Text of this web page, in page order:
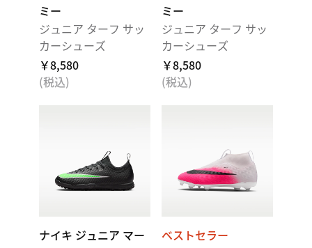
ミー
ジュニア ターフ サッ
カーシューズ
￥8,580
(税込)
ミー
ジュニア ターフ サッ
カーシューズ
￥8,580
(税込)
ナイキ ジュニア マー
ベストセラー